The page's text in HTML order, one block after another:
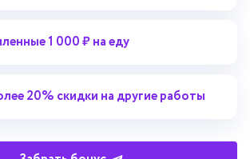
1 000 ₽ на еду
20% скидки на другие работы